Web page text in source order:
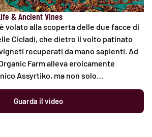
& Ancient Vines
volato alla scoperta delle due facce di
Cicladi, che dietro il volto patinato
recuperati da mano sapienti. Ad
Farm alleva eroicamente
Assyrtiko, ma non solo…
Guarda il video